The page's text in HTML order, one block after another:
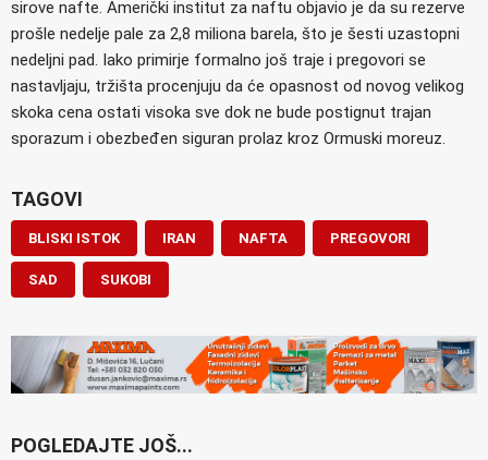
sirove nafte. Američki institut za naftu objavio je da su rezerve
prošle nedelje pale za 2,8 miliona barela, što je šesti uzastopni
nedeljni pad. Iako primirje formalno još traje i pregovori se
nastavljaju, tržišta procenjuju da će opasnost od novog velikog
skoka cena ostati visoka sve dok ne bude postignut trajan
sporazum i obezbeđen siguran prolaz kroz Ormuski moreuz.
TAGOVI
BLISKI ISTOK IRAN NAFTA PREGOVORI
SAD SUKOBI
POGLEDAJTE JOŠ...